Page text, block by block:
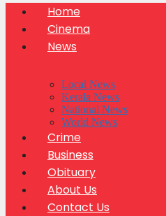
Home
Cinema
News
Local News
Kerala News
National News
World News
Crime
Business
Obituary
About Us
Contact Us